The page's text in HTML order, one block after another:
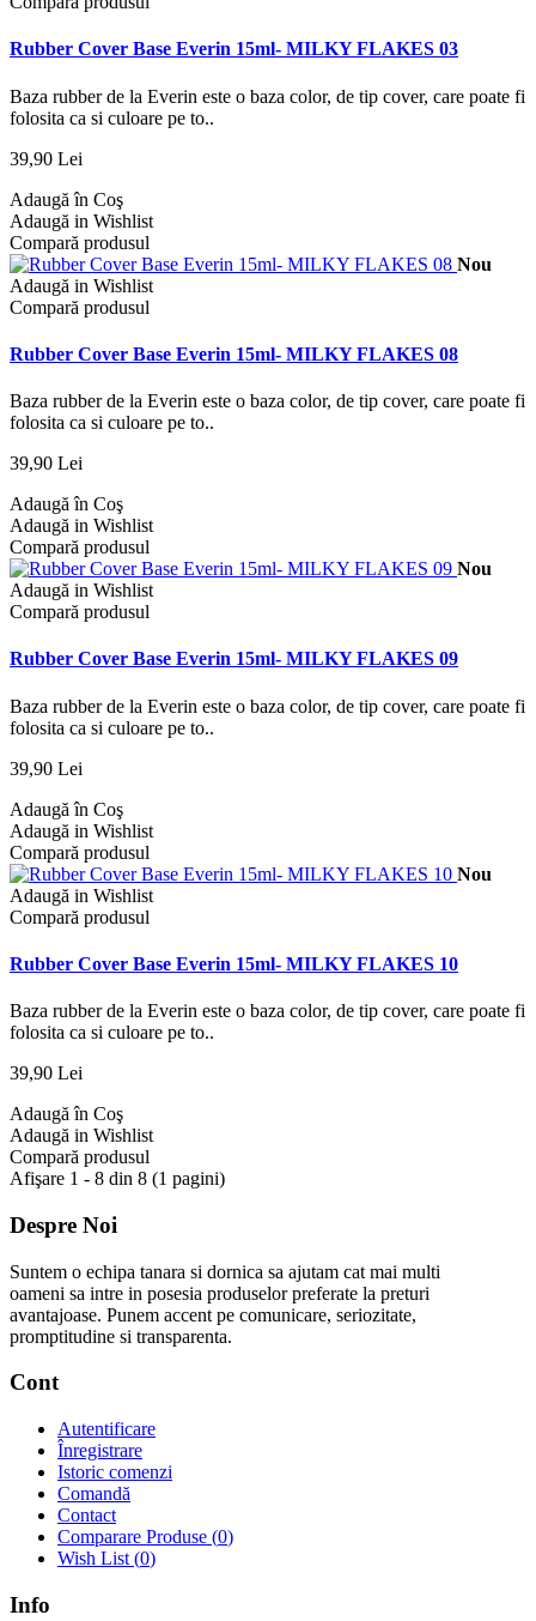
Rubber Cover Base Everin 15ml- MILKY FLAKES 03
Baza rubber de la Everin este o baza color, de tip cover, care poate fi
folosita ca si culoare pe to..
39,90 Lei
Adaugă în Coş
Adaugă in Wishlist
Compară produsul
Nou
Adaugă in Wishlist
Compară produsul
Rubber Cover Base Everin 15ml- MILKY FLAKES 08
Baza rubber de la Everin este o baza color, de tip cover, care poate fi
folosita ca si culoare pe to..
39,90 Lei
Adaugă în Coş
Adaugă in Wishlist
Compară produsul
Nou
Adaugă in Wishlist
Compară produsul
Rubber Cover Base Everin 15ml- MILKY FLAKES 09
Baza rubber de la Everin este o baza color, de tip cover, care poate fi
folosita ca si culoare pe to..
39,90 Lei
Adaugă în Coş
Adaugă in Wishlist
Compară produsul
Nou
Adaugă in Wishlist
Compară produsul
Rubber Cover Base Everin 15ml- MILKY FLAKES 10
Baza rubber de la Everin este o baza color, de tip cover, care poate fi
folosita ca si culoare pe to..
39,90 Lei
Adaugă în Coş
Adaugă in Wishlist
Compară produsul
Afişare 1 - 8 din 8 (1 pagini)
Despre Noi
Suntem o echipa tanara si dornica sa ajutam cat mai multi
oameni sa intre in posesia produselor preferate la preturi
avantajoase. Punem accent pe comunicare, seriozitate,
promptitudine si transparenta.
Cont
Autentificare
Înregistrare
Istoric comenzi
Comandă
Contact
Comparare Produse (0)
Wish List (0)
Info